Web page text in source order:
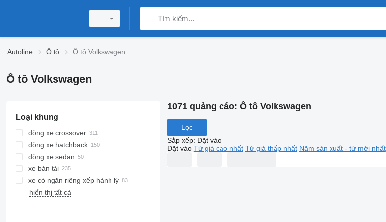
Autoline Ô tô Ô tô Volkswagen
Ô tô Volkswagen
Loại khung
dòng xe crossover
dòng xe hatchback
dòng xe sedan
xe bán tải
xe có ngăn riêng xếp hành lý
hiển thị tất cả
1071 quảng cáo: Ô tô Volkswagen
Lọc
Sắp xếp: Đặt vào
Đặt vào Từ giá cao nhất Từ giá thấp nhất Năm sản xuất - từ mới nhất